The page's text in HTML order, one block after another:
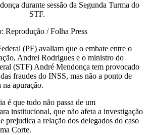
durante sessão da Segunda Turma do
STF.
Reprodução / Folha Press
(PF) avaliam que o embate entre o
Andrei Rodrigues e o ministro do
(STF) André Mendonça tem provocado
fraudes do INSS, mas não a ponto de
na apuração.
é que tudo não passa de um
institucional, que não afeta a investigação
prejudica a relação dos delegados do caso
Corte.